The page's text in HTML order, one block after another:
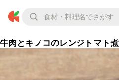
牛肉とキノコのレンジトマト煮